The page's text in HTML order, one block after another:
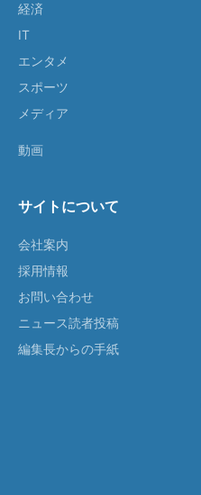
経済
IT
エンタメ
スポーツ
メディア
動画
サイトについて
会社案内
採用情報
お問い合わせ
ニュース読者投稿
編集長からの手紙